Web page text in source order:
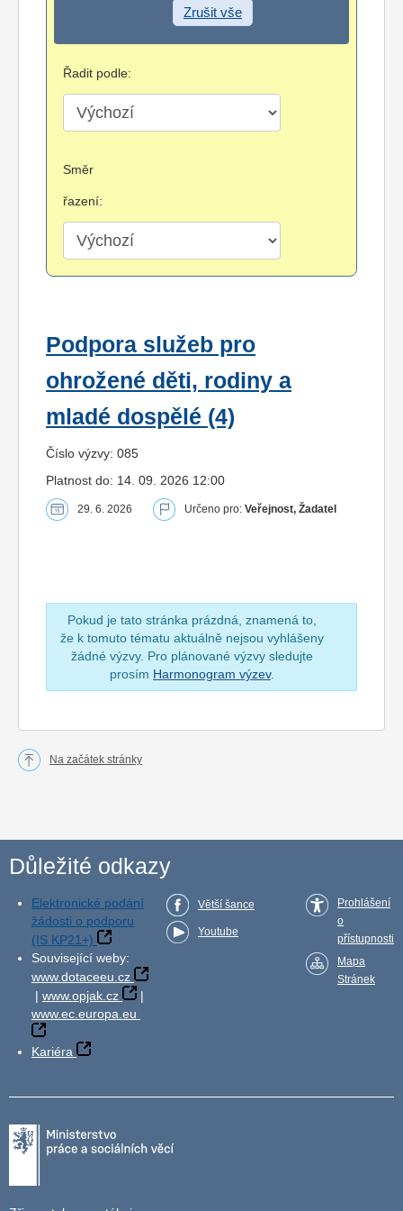
Zrušit vše
Řadit podle:
Směr
řazení:
Podpora služeb pro
ohrožené děti, rodiny a
mladé dospělé (4)
Číslo výzvy: 085
Platnost do: 14. 09. 2026 12:00
29. 6. 2026 Určeno pro: Veřejnost, Žadatel
Pokud je tato stránka prázdná, znamená to,
že k tomuto tématu aktuálně nejsou vyhlášeny
žádné výzvy. Pro plánované výzvy sledujte
prosím Harmonogram výzev.
Na začátek stránky
Důležité odkazy
Elektronické podání
žádosti o podporu
(IS KP21+)
Související weby:
www.dotaceeu.cz
| www.opjak.cz
|
www.ec.europa.eu
Kariéra
Větší šance
Youtube
Prohlášení
o
přístupnosti
Mapa
Stránek